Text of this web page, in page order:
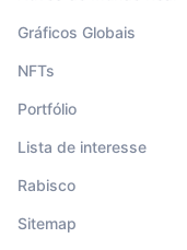
Gráficos Globais
NFTs
Portfólio
Lista de interesse
Rabisco
Sitemap